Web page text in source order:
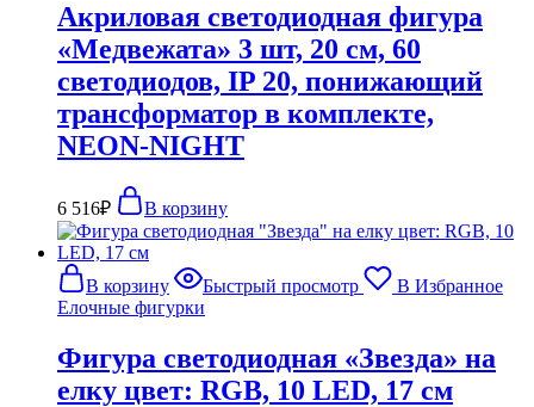
Акриловая светодиодная фигура
«Медвежата» 3 шт, 20 см, 60
светодиодов, IP 20, понижающий
трансформатор в комплекте,
NEON-NIGHT
6 516₽ В корзину
В корзину Быстрый просмотр
В Избранное
Елочные фигурки
Фигура светодиодная «Звезда» на
елку цвет: RGB, 10 LED, 17 см